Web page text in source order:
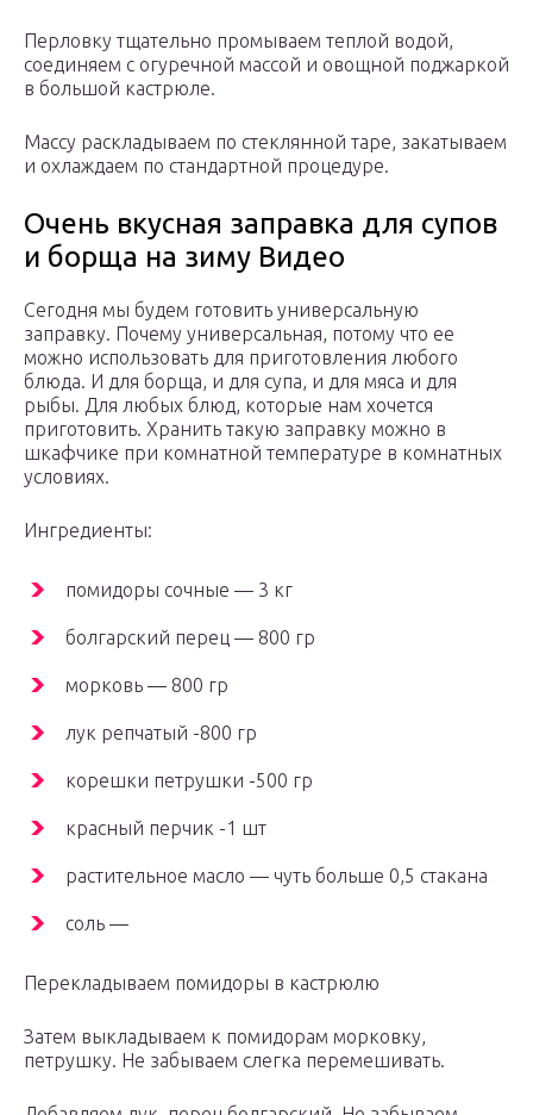
Перловку тщательно промываем теплой водой,
соединяем с огуречной массой и овощной поджаркой
в большой кастрюле.
Массу раскладываем по стеклянной таре, закатываем
и охлаждаем по стандартной процедуре.
Очень вкусная заправка для супов
и борща на зиму Видео
Сегодня мы будем готовить универсальную
заправку. Почему универсальная, потому что ее
можно использовать для приготовления любого
блюда. И для борща, и для супа, и для мяса и для
рыбы. Для любых блюд, которые нам хочется
приготовить. Хранить такую заправку можно в
шкафчике при комнатной температуре в комнатных
условиях.
Ингредиенты:
помидоры сочные — 3 кг
болгарский перец — 800 гр
морковь — 800 гр
лук репчатый -800 гр
корешки петрушки -500 гр
красный перчик -1 шт
растительное масло — чуть больше 0,5 стакана
соль —
Перекладываем помидоры в кастрюлю
Затем выкладываем к помидорам морковку,
петрушку. Не забываем слегка перемешивать.